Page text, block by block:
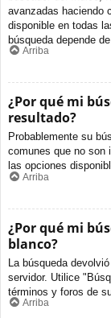
avanzadas haciendo
disponible en todas
búsqueda depende
Arriba
¿Por qué mi
resultado?
Probablemente su
comunes que no son
las opciones
Arriba
¿Por qué mi
blanco?
La búsqueda
servidor. Utilice
términos y foros de
Arriba